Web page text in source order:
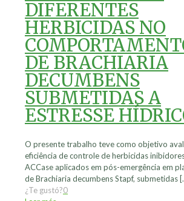
DIFERENTES
HERBICIDAS NO
DE BRACHIARIA
DECUMBENS
SUBMETIDAS A
ESTRESSE
O presente trabalho teve como objetivo
eficiência de controle de herbicidas
ACCase aplicados em pós-emergência em
de Brachiaria decumbens Stapf, submetidas
¿Te gustó?0